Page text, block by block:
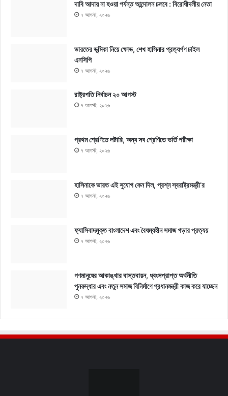
দাবি আদায় না হওয়া পর্যন্ত আন্দোলন চলবে : বিরোধীদলীয় নেতা
৭ আগস্ট, ২০২৬
ভারতের ভূমিকা নিয়ে ক্ষোভ, শেখ হাসিনার প্রত্যর্পণ চাইল
এনসিপি
৭ আগস্ট, ২০২৬
রাষ্ট্রপতি নির্বাচন ২০ আগস্ট
৭ আগস্ট, ২০২৬
প্রথম শ্রেণিতে লটারি, অন্য সব শ্রেণিতে ভর্তি পরীক্ষা
৭ আগস্ট, ২০২৬
হাসিনাকে ভারত এই সুযোগ কেন দিল, প্রশ্ন স্বরাষ্ট্রমন্ত্রী’র
৭ আগস্ট, ২০২৬
ফ্যাসিবাদমুক্ত বাংলাদেশ এবং বৈষম্যহীন সমাজ গড়ার প্রত্যয়
৭ আগস্ট, ২০২৬
গণমানুষের আকাঙ্খার বাস্তবায়ন, ধ্বংসপ্রাপ্ত অর্থনীতি
পুনরুদ্ধার এবং নতুন সমাজ বিনির্মাণে প্রধানমন্ত্রী কাজ করে যাচ্ছেন
৭ আগস্ট, ২০২৬